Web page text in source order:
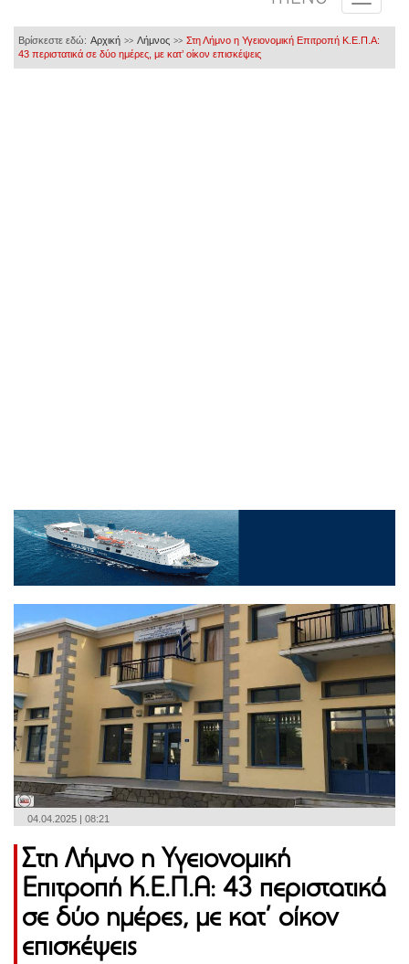
Βρίσκεστε εδώ: Αρχική >> Λήμνος >> Στη Λήμνο η Υγειονομική Επιτροπή Κ.Ε.Π.Α:
43 περιστατικά σε δύο ημέρες, με κατ’ οίκον επισκέψεις
04.04.2025 | 08:21
Στη Λήμνο η Υγειονομική
Επιτροπή Κ.Ε.Π.Α: 43 περιστατικά
σε δύο ημέρες, με κατ’ οίκον
επισκέψεις